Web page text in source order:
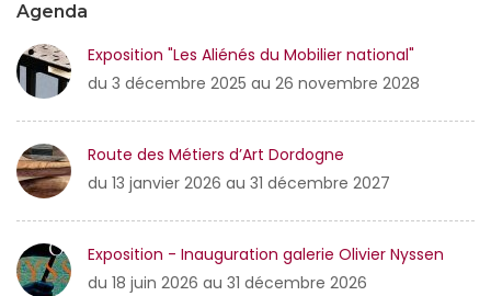
Agenda
Exposition "Les Aliénés du Mobilier national"
du 3 décembre 2025 au 26 novembre 2028
Route des Métiers d’Art Dordogne
du 13 janvier 2026 au 31 décembre 2027
Exposition - Inauguration galerie Olivier Nyssen
du 18 juin 2026 au 31 décembre 2026